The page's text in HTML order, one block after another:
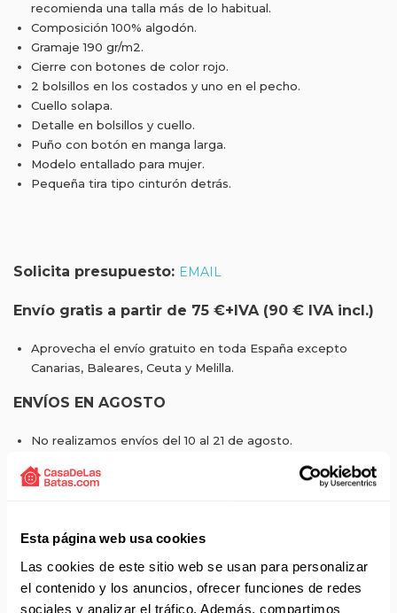
Esta página web usa cookies
Las cookies de este sitio web se usan para personalizar
el contenido y los anuncios, ofrecer funciones de redes
sociales y analizar el tráfico. Además, compartimos
recomienda una talla más de lo habitual.
Composición 100% algodón.
Gramaje 190 gr/m2.
Cierre con botones de color rojo.
2 bolsillos en los costados y uno en el pecho.
Cuello solapa.
Detalle en bolsillos y cuello.
Puño con botón en manga larga.
Modelo entallado para mujer.
Pequeña tira tipo cinturón detrás.
Solicita presupuesto: EMAIL
Envío gratis a partir de 75 €+IVA (90 € IVA incl.)
Aprovecha el envío gratuito en toda España excepto
Canarias, Baleares, Ceuta y Melilla.
ENVÍOS EN AGOSTO
No realizamos envíos del 10 al 21 de agosto.
con disponibilidad 24/48 horas.
Los productos sin disponibilidad 24 horas serán servidos a
: EL taller de
bordados y estampados está cerrado en agosto. Se